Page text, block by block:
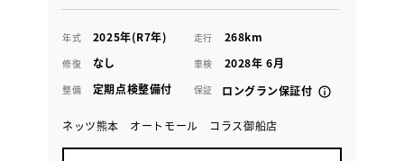
年式 2025年(R7年) 走行 268km
修復 なし 車検 2028年 6月
整備 定期点検整備付 保証 ロングラン保証付
ネッツ熊本 オートモール コラス御船店